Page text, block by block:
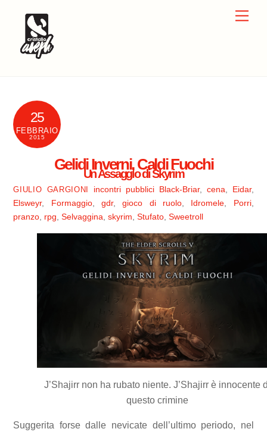
content
25
FEBBRAIO
2015
Gelidi Inverni, Caldi Fuochi
Un Assaggio di Skyrim
GIULIO GARGIONI incontri pubblici Black-Briar, cena Eidar,
Elsweyr, Formaggio,gdr,gioco di ruolo, Idromele Porri,
pranzo rpg ,Selvaggina ,skyrim ,Stufato ,Sweetroll
J’Shajirr non ha rubato niente. J’Shajirr è innocente
questo crimine
Suggerita forse dalle nevicate dell’ultimo periodo, nel